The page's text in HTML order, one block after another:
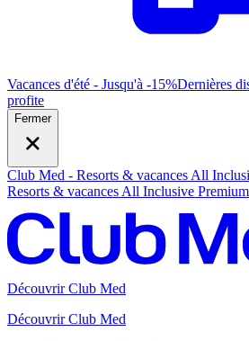
Vacances d'été - Jusqu'à -15%Dernières
profite
Fermer
Club Med - Resorts & vacances All
Resorts & vacances All Inclusive Premium
Découvrir Club Med
Découvrir Club Med